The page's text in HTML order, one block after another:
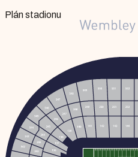
Plán stadionu